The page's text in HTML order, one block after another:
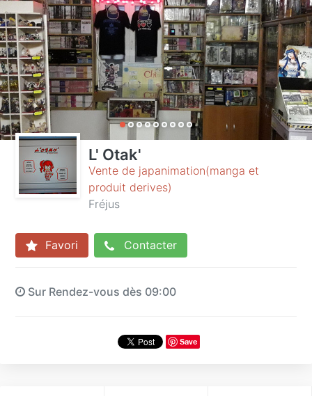
L' Otak'
Vente de japanimation(manga et
produit derives)
Fréjus
Favori Contacter
Sur Rendez-vous dès 09:00
Save